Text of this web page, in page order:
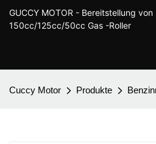
GUCCY MOTOR - Bereitstellung
150cc/125cc/50cc Gas -Roller
Cuccy Motor Produkte